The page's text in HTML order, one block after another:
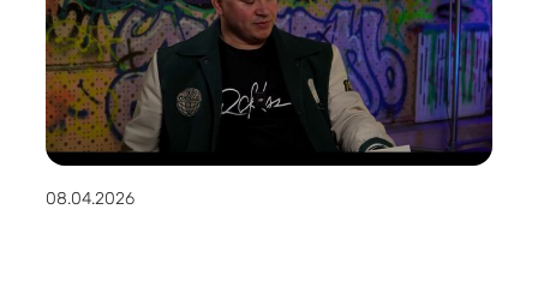
08.04.2026